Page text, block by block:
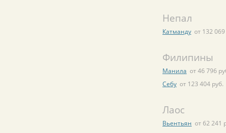
Непал
Катманду от 132
Филипины
Манила от 46 796
Себу от 123 404 руб.
Лаос
Вьентьян от 62 241